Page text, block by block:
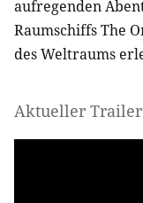
aufregenden
Raumschiffs The
des Weltraums
Aktueller